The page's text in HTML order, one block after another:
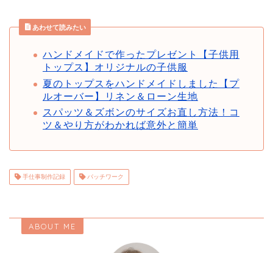
あわせて読みたい
ハンドメイドで作ったプレゼント【子供用
トップス】オリジナルの子供服
夏のトップスをハンドメイドしました【プ
ルオーバー】リネン＆ローン生地
スパッツ＆ズボンのサイズお直し方法！コ
ツ＆やり方がわかれば意外と簡単
手仕事制作記録 パッチワーク
ABOUT ME